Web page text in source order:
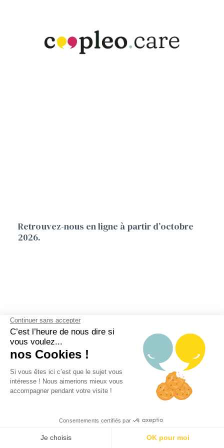
Retrouvez-nous en ligne à partir d’octobre
2026.